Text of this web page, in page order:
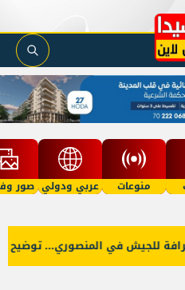
منوعات عربي ودولي صور
للجيش في المنصوري... توضيح